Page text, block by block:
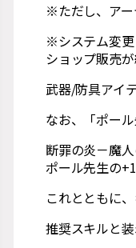
※ただし、アー
※システム変更
ショップ販売が
武器/防具アイ
なお、「ポー
断罪の炎－魔
ポール先生の
これとともに
推奨スキルと